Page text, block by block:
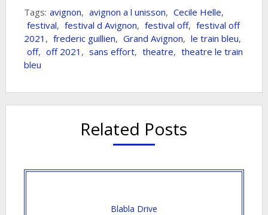
Tags: avignon, avignon a l unisson, Cecile Helle,
festival, festival d Avignon, festival off, festival off
2021 , frederic guillien, Grand Avignon, le train bleu,
off, off 2021 , sans effort, theatre, theatre le train
bleu
Related Posts
Blabla Drive